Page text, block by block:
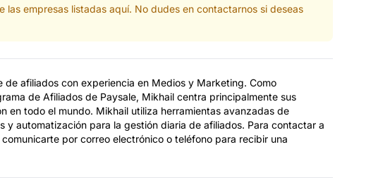
empresas listadas aquí. No dudes en contactarnos si deseas
de afiliados con experiencia en Medios y Marketing. Como
de Afiliados de Paysale, Mikhail centra principalmente sus
en todo el mundo. Mikhail utiliza herramientas avanzadas de
y automatización para la gestión diaria de afiliados. Para contactar a
por correo electrónico o teléfono para recibir una